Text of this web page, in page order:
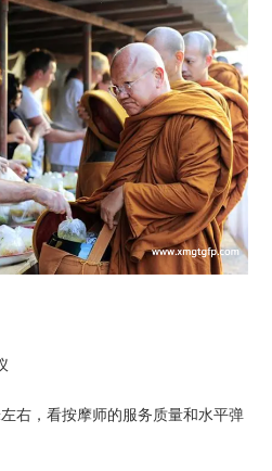
右，看按摩师的服务质量和水平弹